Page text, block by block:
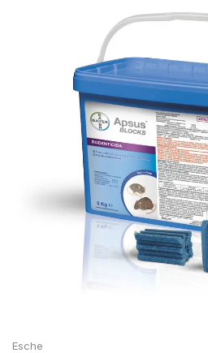
Esche